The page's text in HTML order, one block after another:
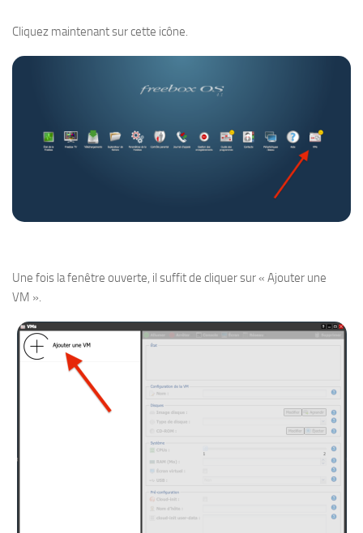
Cliquez maintenant sur cette icône.
Une fois la fenêtre ouverte, il suffit de cliquer sur « Ajouter une
VM ».